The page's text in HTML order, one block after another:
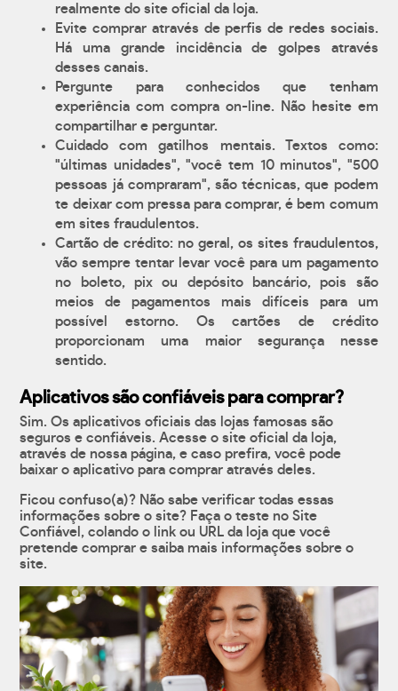
realmente do site oficial da loja.
Evite comprar através de perfis de redes sociais.
Há uma grande incidência de golpes através
desses canais.
Pergunte para conhecidos que tenham
experiência com compra on-line. Não hesite em
compartilhar e perguntar.
Cuidado com gatilhos mentais. Textos como:
"últimas unidades", "você tem 10 minutos", "500
pessoas já compraram", são técnicas, que podem
te deixar com pressa para comprar, é bem comum
em sites fraudulentos.
Cartão de crédito: no geral, os sites fraudulentos,
vão sempre tentar levar você para um pagamento
no boleto, pix ou depósito bancário, pois são
meios de pagamentos mais difíceis para um
possível estorno. Os cartões de crédito
proporcionam uma maior segurança nesse
sentido.
Aplicativos são confiáveis para comprar?
Sim. Os aplicativos oficiais das lojas famosas são
seguros e confiáveis. Acesse o site oficial da loja,
através de nossa página, e caso prefira, você pode
baixar o aplicativo para comprar através deles.
Ficou confuso(a)? Não sabe verificar todas essas
informações sobre o site? Faça o teste no Site
Confiável, colando o link ou URL da loja que você
pretende comprar e saiba mais informações sobre o
site.